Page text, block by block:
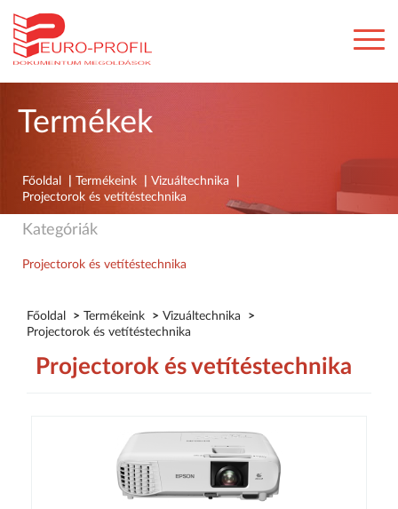
Termékek
Főoldal Termékeink Vizuáltechnika
Projectorok és vetítéstechnika
Kategóriák
Projectorok és vetítéstechnika
Főoldal > Termékeink > Vizuáltechnika
>
Projectorok és vetítéstechnika
Projectorok és vetítéstechnika